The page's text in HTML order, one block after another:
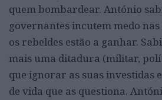
quem bombardear. António
governantes incutem medo
os rebeldes estão a ganhar.
mais uma ditadura (militar,
que ignorar as suas investidas
de vida que as questiona.